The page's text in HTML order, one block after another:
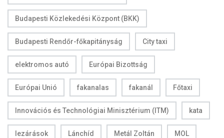
Budapesti Közlekedési Központ (BKK)
Budapesti Rendőr-főkapitányság City taxi
elektromos autó Európai Bizottság
Európai Unió fakanalas fakanál Főtaxi
Innovációs és Technológiai Minisztérium (ITM) kata
lezárások Lánchíd Metál Zoltán MOL